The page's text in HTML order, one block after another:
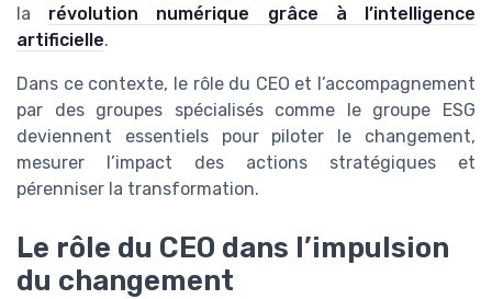
la révolution numérique grâce à l’intelligence
artificielle.
Dans ce contexte, le rôle du CEO et l’accompagnement
par des groupes spécialisés comme le groupe ESG
deviennent essentiels pour piloter le changement,
mesurer l’impact des actions stratégiques et
pérenniser la transformation.
Le rôle du CEO dans l’impulsion
du changement